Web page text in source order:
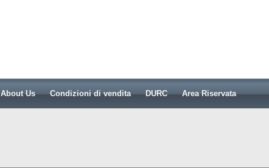
About Us Condizioni di vendita DURC Area Riservata